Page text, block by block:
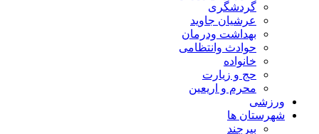
گردشگری
عرشیان جاوید
بهداشت ودرمان
حوادث وانتظامی
خانواده
حج و زیارت
محرم و اریعین
ورزشی
شهرستان ها
بیرجند